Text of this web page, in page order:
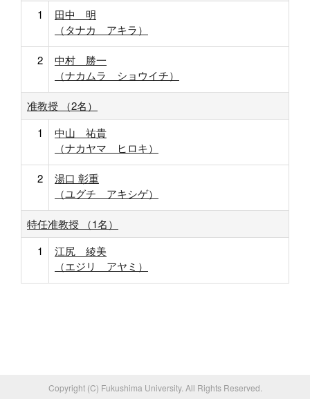
1
田中 明
（タナカ アキラ）
2
中村 勝一
（ナカムラ ショウイチ）
准教授 （2名）
1
中山 祐貴
（ナカヤマ ヒロキ）
2
湯口 彰重
（ユグチ アキシゲ）
特任准教授 （1名）
1
江尻 綾美
（エジリ アヤミ）
Copyright (C) Fukushima University. All Rights Reserved.